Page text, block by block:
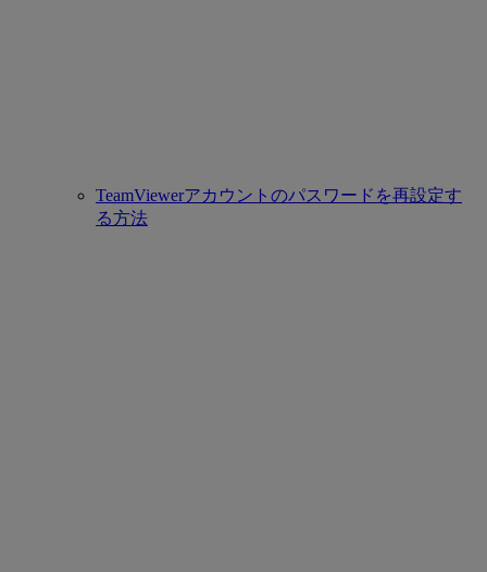
TeamViewerアカウントのパスワードを再設定す
る方法